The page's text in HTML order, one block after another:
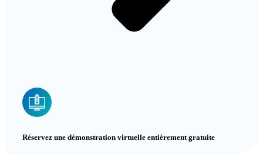
Réservez une démonstration virtuelle entièrement gratuite